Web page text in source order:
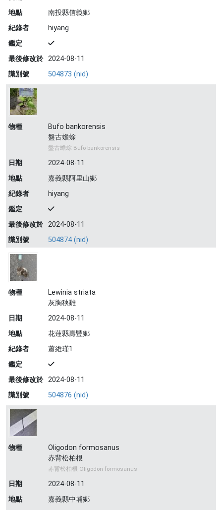
地點
南投縣信義鄉
紀錄者
hiyang
鑑定
最後修改於 2024-08-11
識別號
504873 (nid)
物種
Bufo bankorensis
盤古蟾蜍
盤古蟾蜍 Bufo bankorensis
日期
2024-08-11
地點
嘉義縣阿里山鄉
紀錄者
hiyang
鑑定
最後修改於 2024-08-11
識別號
504874 (nid)
物種
Lewinia striata
灰胸秧雞
日期
2024-08-11
地點
花蓮縣壽豐鄉
紀錄者
蕭維瑾1
鑑定
最後修改於 2024-08-11
識別號
504876 (nid)
物種
Oligodon formosanus
赤背松柏根
赤背松柏根 Oligodon formosanus
日期
2024-08-11
地點
嘉義縣中埔鄉